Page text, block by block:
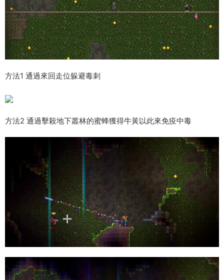
方法1 通過來回走位躲避毒刺
方法2 通過擊殺地下叢林的蜜蜂獲得牛黃以此來免疫中毒